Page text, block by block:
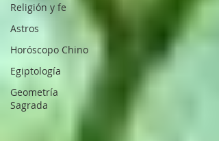
Religión y fe
Astros
Horóscopo Chino
Egiptología
Geometría
Sagrada